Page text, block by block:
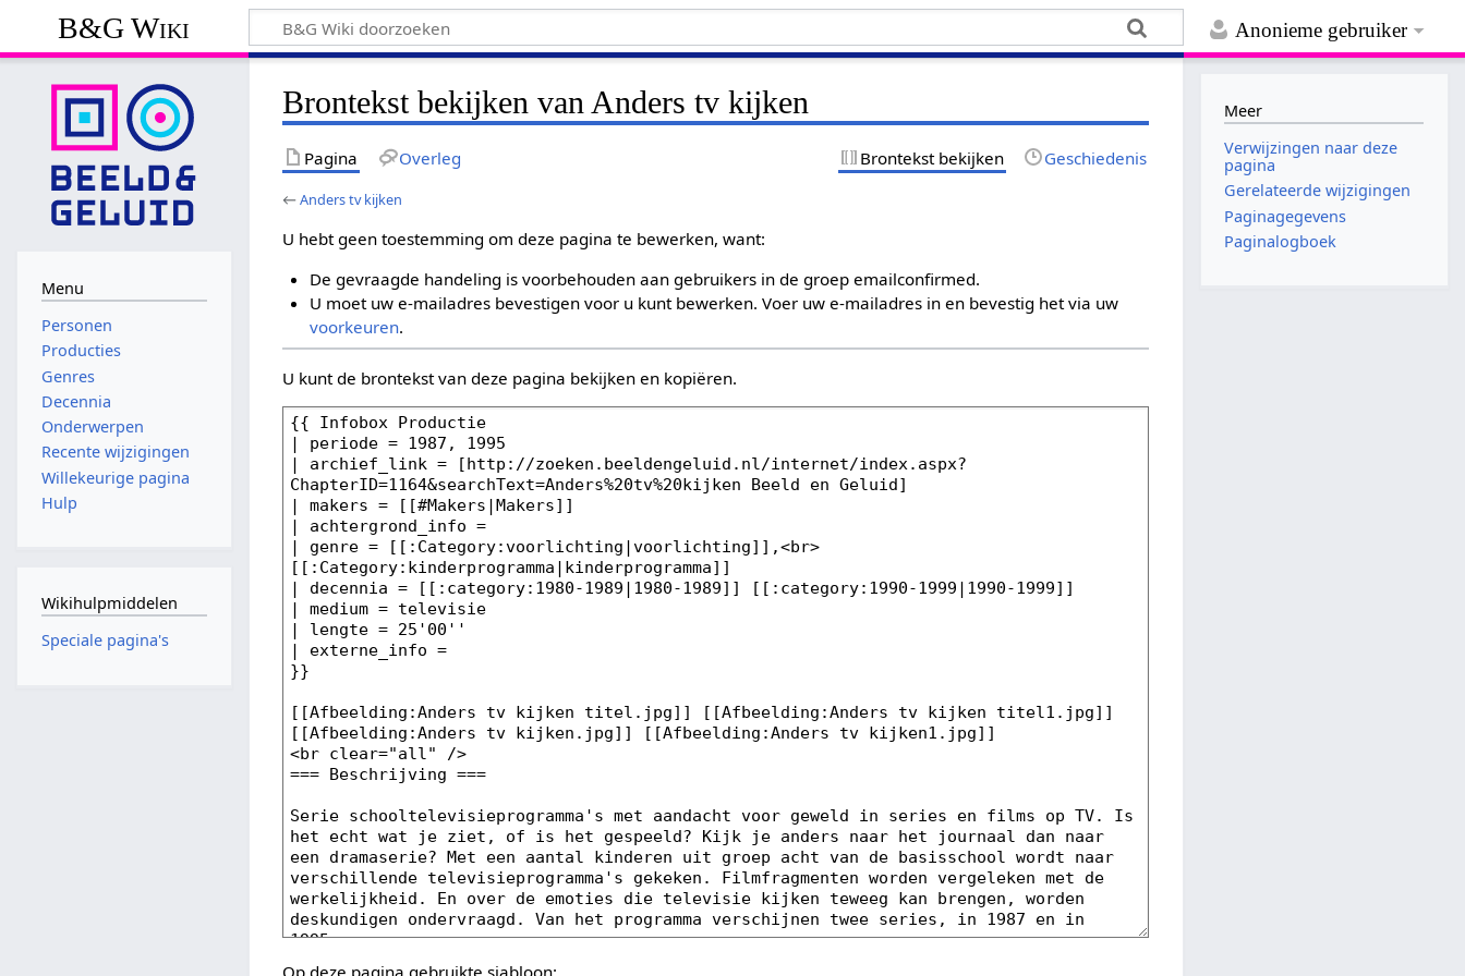
Anonieme gebruiker
B&G Wiki
Brontekst bekijken van Anders tv kijken
Pagina Overleg Brontekst bekijken Geschiedenis
←Anders tv kijken
U hebt geen toestemming om deze pagina te bewerken, want:
De gevraagde handeling is voorbehouden aan gebruikers in de groep emailconfirmed.
U moet uw e-mailadres bevestigen voor u kunt bewerken. Voer uw e-mailadres in en bevestig het via uw
voorkeuren.
U kunt de brontekst van deze pagina bekijken en kopiëren.
Op deze pagina gebruikte sjabloon:
Menu
Personen
Producties
Genres
Decennia
Onderwerpen
Recente wijzigingen
Willekeurige pagina
Hulp
Wikihulpmiddelen
Speciale pagina's
Meer
Verwijzingen naar deze
pagina
Gerelateerde wijzigingen
Paginagegevens
Paginalogboek